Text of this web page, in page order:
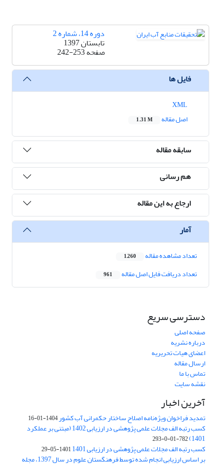
دوره 14، شماره 2
تابستان 1397
صفحه242-253
فایل ها
اصل مقاله
1.31 M
سابقه مقاله
هم رسانی
ارجاع به این مقاله
آمار
تعداد مشاهده مقاله 1,260
تعداد دریافت فایل اصل مقاله 961
دسترسی سریع
صفحه اصلی
درباره نشریه
اعضای هیات تحریریه
ارسال مقاله
تماس با ما
نقشه سایت
آخرین اخبار
تمدید فراخوان ویژه‌نامه اصلاح ساختار حکمرانی آب کشور1404-01-16
کسب رتبه الف مجلات علمی پژوهشی در ارزیابی 1402 (مبتنی بر عملکرد
1401)
782-01-0-293
کسب رتبه الف مجلات علمی پژوهشی در ارزیابی 1401 1401-05-29
بر اساس ارزیابی انجام شده توسط فرهنگستان علوم در سال 1397، مجله